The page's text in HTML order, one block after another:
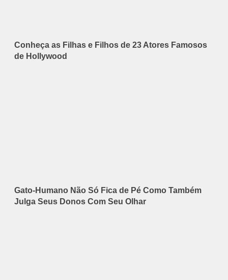
Conheça as Filhas e Filhos de 23 Atores Famosos
de Hollywood
Gato-Humano Não Só Fica de Pé Como Também
Julga Seus Donos Com Seu Olhar